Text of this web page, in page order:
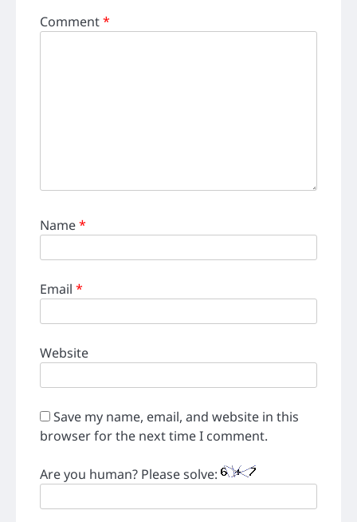
Comment*
Name*
Email *
Website
Save my name, email, and website in this
browser for the next time I comment.
Are you human? Please solve: